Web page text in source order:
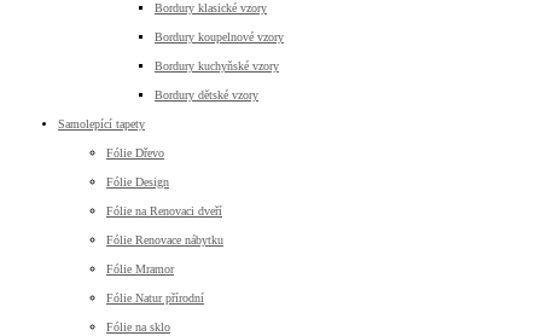
Bordury klasické vzory
Bordury koupelnové vzory
Bordury kuchyňské vzory
Bordury dětské vzory
Samolepící tapety
Fólie Dřevo
Fólie Design
Fólie na Renovaci dveří
Fólie Renovace nábytku
Fólie Mramor
Fólie Natur přírodní
Fólie na sklo